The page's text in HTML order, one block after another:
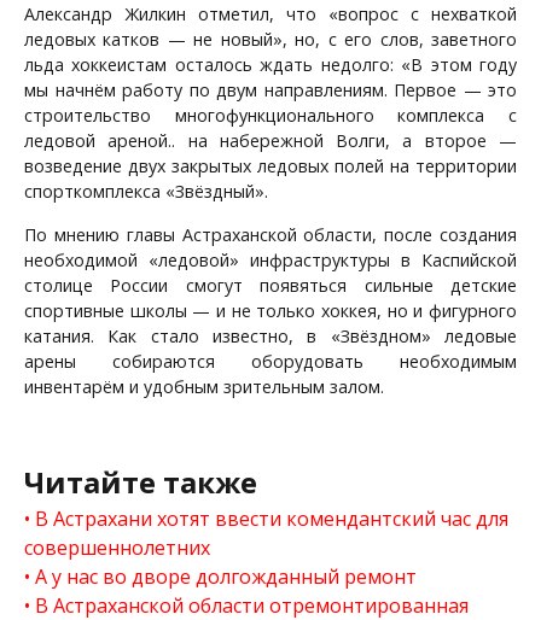
Александр Жилкин отметил, что «вопрос с нехваткой
ледовых катков — не новый», но, с его слов, заветного
льда хоккеистам осталось ждать недолго: «В этом году
мы начнём работу по двум направлениям. Первое — это
строительство многофункционального комплекса с
ледовой ареной.. на набережной Волги, а второе —
возведение двух закрытых ледовых полей на территории
спорткомплекса «Звёздный».
По мнению главы Астраханской области, после создания
необходимой «ледовой» инфраструктуры в Каспийской
столице России смогут появяться сильные детские
спортивные школы — и не только хоккея, но и фигурного
катания. Как стало известно, в «Звёздном» ледовые
арены собираются оборудовать необходимым
инвентарём и удобным зрительным залом.
Читайте также
В Астрахани хотят ввести комендантский час для
совершеннолетних
А у нас во дворе долгожданный ремонт
В Астраханской области отремонтированная